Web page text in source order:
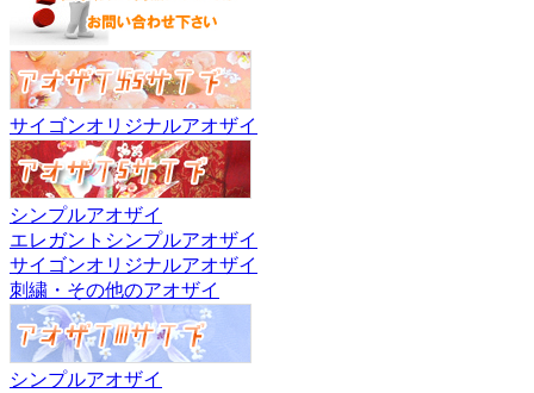
サイゴンオリジナルアオザイ
シンプルアオザイ
エレガントシンプルアオザイ
サイゴンオリジナルアオザイ
刺繍・その他のアオザイ
シンプルアオザイ